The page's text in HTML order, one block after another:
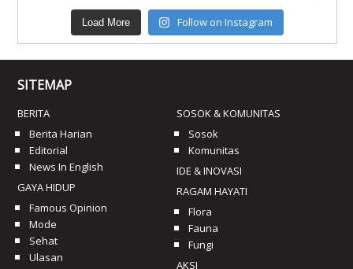
Load More Follow on Instagram
SITEMAP
BERITA
Berita Harian
Editorial
News In English
GAYA HIDUP
Famous Opinion
Mode
Sehat
Ulasan
SOSOK & KOMUNITAS
Sosok
Komunitas
IDE & INOVASI
RAGAM HAYATI
Flora
Fauna
Fungi
AKSI